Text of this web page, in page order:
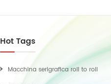
Hot Tags
Macchina serigrafica roll to roll